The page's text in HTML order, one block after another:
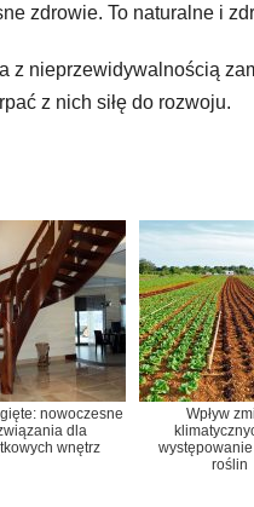
zdrowie. To naturalne i
nieprzewidywalnością
z nich siłę do rozwoju.
nowoczesne
dla
wnętrz
Wpływ
roślin